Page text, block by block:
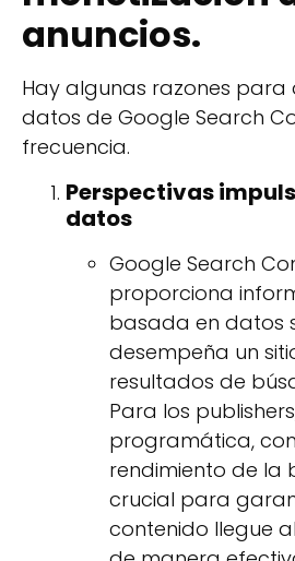
anuncios.
Hay algunas razones para
datos de Google Search
frecuencia.
Perspectivas
datos
Google Search
proporciona
basada en datos
desempeña un
resultados de
Para los
programática,
rendimiento de la
crucial para
contenido llegue